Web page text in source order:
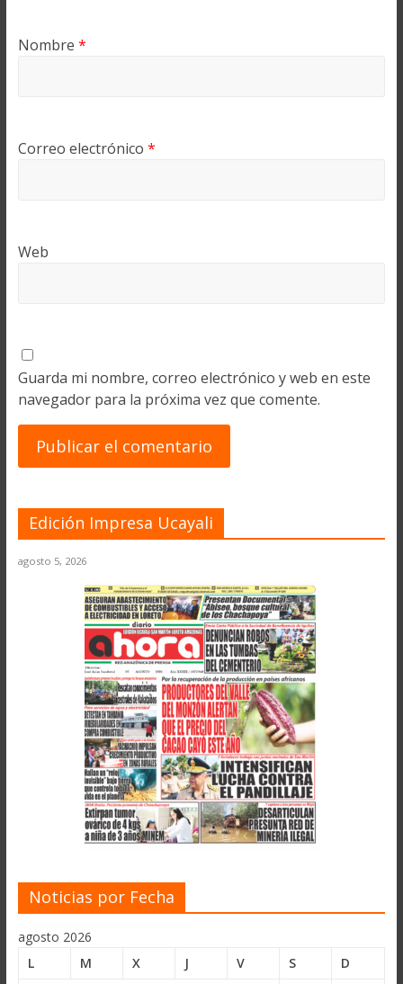
Nombre *
Correo electrónico *
Web
Guarda mi nombre, correo electrónico y web en este
navegador para la próxima vez que comente.
Edición Impresa Ucayali
agosto 5, 2026
Noticias por Fecha
agosto 2026
L
M X J V S
D